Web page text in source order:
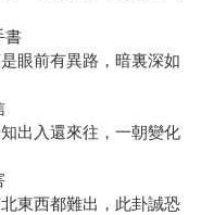
書
眼前有異路，暗裏深如
出入還來往，一朝變化
東西都難出，此卦誠恐